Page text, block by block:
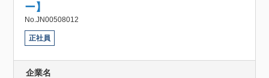
ー】
No.JN00508012
正社員
企業名